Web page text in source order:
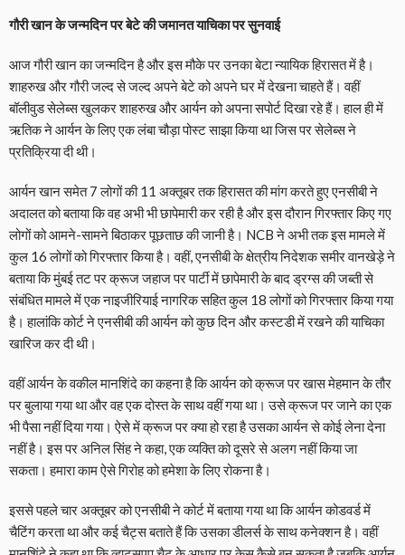
गौरी खान के जन्मदिन पर बेटे की जमानत याचिका पर सुनवाई
आज गौरी खान का जन्मदिन है और इस मौके पर उनका बेटा न्यायिक हिरासत में है।
शाहरुख और गौरी जल्द से जल्द अपने बेटे को अपने घर में देखना चाहते हैं। वहीं
बॉलीवुड सेलेब्स खुलकर शाहरुख और आर्यन को अपना सपोर्ट दिखा रहे हैं। हाल ही में
ऋतिक ने आर्यन के लिए एक लंबा चौड़ा पोस्ट साझा किया था जिस पर सेलेब्स ने
प्रतिक्रिया दी थी।
आर्यन खान समेत 7 लोगों की 11 अक्तूबर तक हिरासत की मांग करते हुए एनसीबी ने
अदालत को बताया कि वह अभी भी छापेमारी कर रही है और इस दौरान गिरफ्तार किए गए
लोगों को आमने-सामने बिठाकर पूछताछ की जानी है। NCB ने अभी तक इस मामले में
कुल 16 लोगों को गिरफ्तार किया है। वहीं, एनसीबी के क्षेत्रीय निदेशक समीर वानखेड़े ने
बताया कि मुंबई तट पर क्रूज जहाज पर पार्टी में छापेमारी के बाद ड्रग्स की जब्ती से
संबंधित मामले में एक नाइजीरियाई नागरिक सहित कुल 18 लोगों को गिरफ्तार किया गया
है। हालांकि कोर्ट ने एनसीबी की आर्यन को कुछ दिन और कस्टडी में रखने की याचिका
खारिज कर दी थी।
वहीं आर्यन के वकील मानशिंदे का कहना है कि आर्यन को क्रूज पर खास मेहमान के तौर
पर बुलाया गया था और वह एक दोस्त के साथ वहीं गया था। उसे क्रूज पर जाने का एक
भी पैसा नहीं दिया गया। ऐसे में क्रूज पर क्या हो रहा है उसका आर्यन से कोई लेना देना
नहीं है। इस पर अनिल सिंह ने कहा, एक व्यक्ति को दूसरे से अलग नहीं किया जा
सकता। हमारा काम ऐसे गिरोह को हमेशा के लिए रोकना है।
इससे पहले चार अक्तूबर को एनसीबी ने कोर्ट में बताया गया था कि आर्यन कोडवर्ड में
चैटिंग करता था और कई चैट्स बताते हैं कि उसका डीलर्स के साथ कनेक्शन है। वहीं